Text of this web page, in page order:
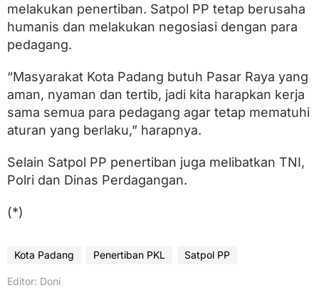
melakukan penertiban. Satpol PP tetap berusaha
humanis dan melakukan negosiasi dengan para
pedagang.
“Masyarakat Kota Padang butuh Pasar Raya yang
aman, nyaman dan tertib, jadi kita harapkan kerja
sama semua para pedagang agar tetap mematuhi
aturan yang berlaku,” harapnya.
Selain Satpol PP penertiban juga melibatkan TNI,
Polri dan Dinas Perdagangan.
(*)
Kota Padang Penertiban PKL Satpol PP
Editor: Doni